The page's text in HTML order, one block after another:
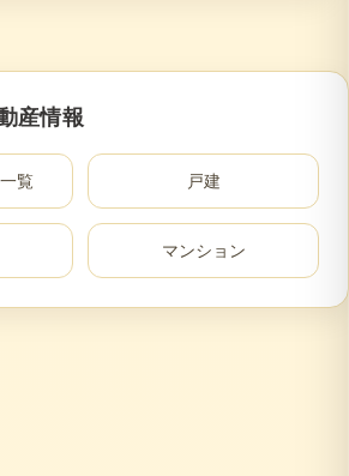
産情報
覧 戸建
マンション